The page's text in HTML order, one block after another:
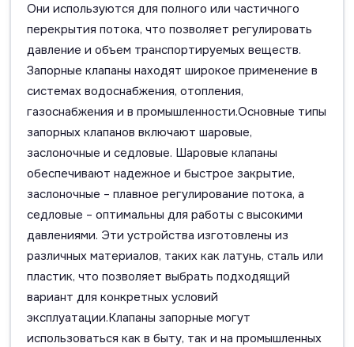
Они используются для полного или частичного
перекрытия потока, что позволяет регулировать
давление и объем транспортируемых веществ.
Запорные клапаны находят широкое применение в
системах водоснабжения, отопления,
газоснабжения и в промышленности.Основные типы
запорных клапанов включают шаровые,
заслоночные и седловые. Шаровые клапаны
обеспечивают надежное и быстрое закрытие,
заслоночные – плавное регулирование потока, а
седловые – оптимальны для работы с высокими
давлениями. Эти устройства изготовлены из
различных материалов, таких как латунь, сталь или
пластик, что позволяет выбрать подходящий
вариант для конкретных условий
эксплуатации.Клапаны запорные могут
использоваться как в быту, так и на промышленных